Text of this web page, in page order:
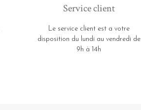
Service client
Le service client est a votre
disposition du lundi au vendredi de
9h à 14h